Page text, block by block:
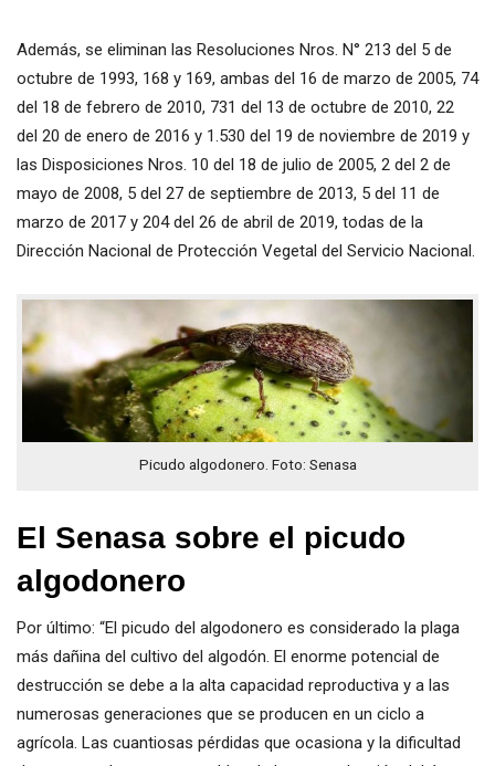
Además, se eliminan las Resoluciones Nros. N° 213 del 5 de
octubre de 1993, 168 y 169, ambas del 16 de marzo de 2005, 74
del 18 de febrero de 2010, 731 del 13 de octubre de 2010, 22
del 20 de enero de 2016 y 1.530 del 19 de noviembre de 2019 y
las Disposiciones Nros. 10 del 18 de julio de 2005, 2 del 2 de
mayo de 2008, 5 del 27 de septiembre de 2013, 5 del 11 de
marzo de 2017 y 204 del 26 de abril de 2019, todas de la
Dirección Nacional de Protección Vegetal del Servicio Nacional.
Picudo algodonero. Foto: Senasa
El Senasa sobre el picudo
algodonero
Por último: “El picudo del algodonero es considerado la plaga
más dañina del cultivo del algodón. El enorme potencial de
destrucción se debe a la alta capacidad reproductiva y a las
numerosas generaciones que se producen en un ciclo a
agrícola. Las cuantiosas pérdidas que ocasiona y la dificultad